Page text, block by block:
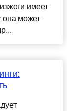
имеет
она может